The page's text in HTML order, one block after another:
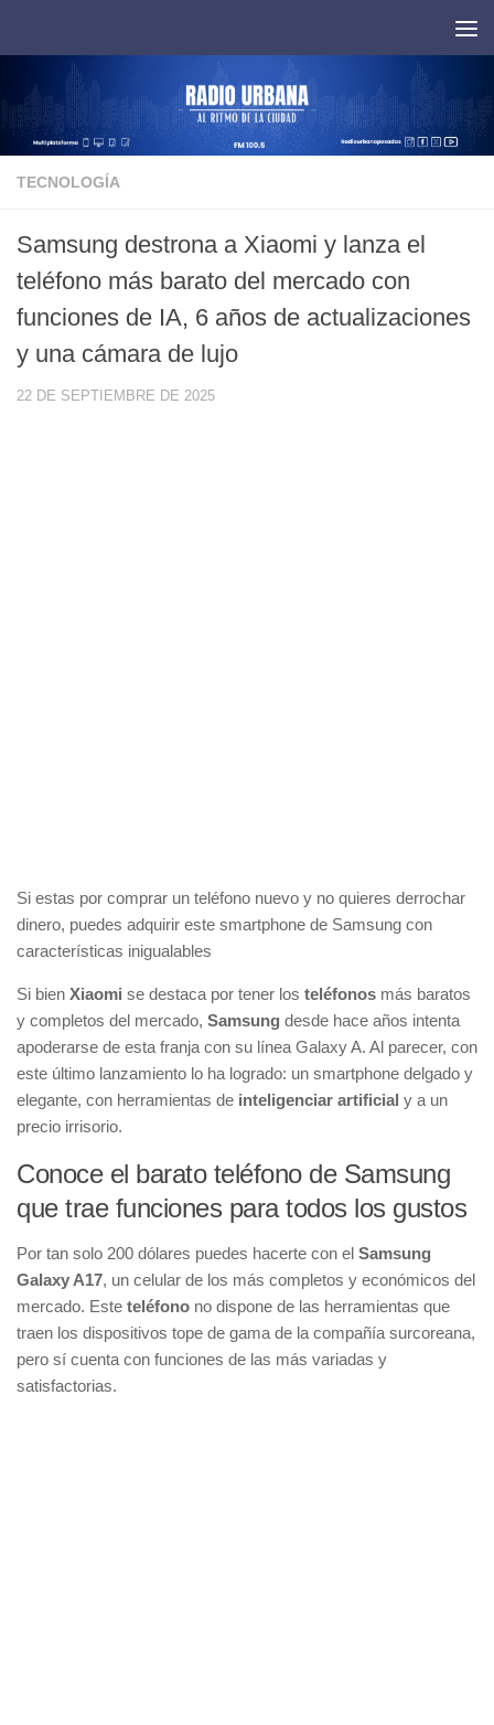
TECNOLOGÍA
Samsung destrona a Xiaomi y lanza el
teléfono más barato del mercado con
funciones de IA, 6 años de actualizaciones
y una cámara de lujo
22 DE SEPTIEMBRE DE 2025
Si estas por comprar un teléfono nuevo y no quieres derrochar
dinero, puedes adquirir este smartphone de Samsung con
características inigualables
Si bien Xiaomi se destaca por tener los teléfonos más baratos
y completos del mercado, Samsung desde hace años intenta
apoderarse de esta franja con su línea Galaxy A. Al parecer, con
este último lanzamiento lo ha logrado: un smartphone delgado y
elegante, con herramientas de inteligenciar artificial y a un
precio irrisorio.
Conoce el barato teléfono de Samsung
que trae funciones para todos los gustos
Por tan solo 200 dólares puedes hacerte con el Samsung
Galaxy A17, un celular de los más completos y económicos del
mercado. Este teléfono no dispone de las herramientas que
traen los dispositivos tope de gama de la compañía surcoreana,
pero sí cuenta con funciones de las más variadas y
satisfactorias.